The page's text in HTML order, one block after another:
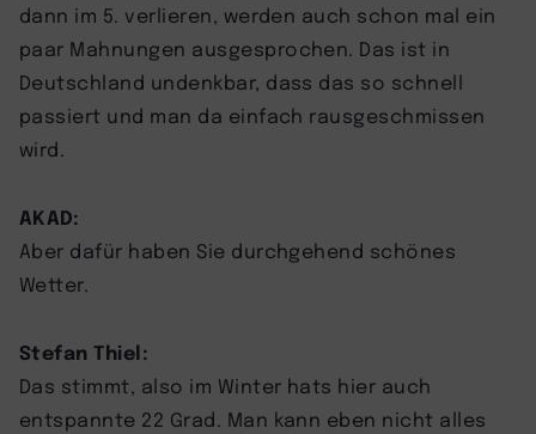
dann im 5. verlieren, werden auch schon mal ein
paar Mahnungen ausgesprochen. Das ist in
Deutschland undenkbar, dass das so schnell
passiert und man da einfach rausgeschmissen
wird.
AKAD:
Aber dafür haben Sie durchgehend schönes
Wetter.
Stefan Thiel:
Das stimmt, also im Winter hats hier auch
entspannte 22 Grad. Man kann eben nicht alles